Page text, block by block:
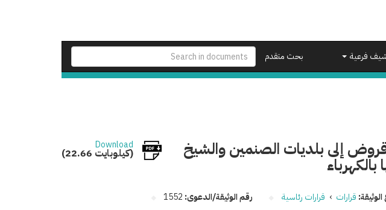
بحث متقدم
فرعية
إلى بلديات الصنمين والشيخ Download
(22.66 كيلوبايت)
قرارات › قرارات رئاسية رقم الوثيقة/الدعوى: 1552